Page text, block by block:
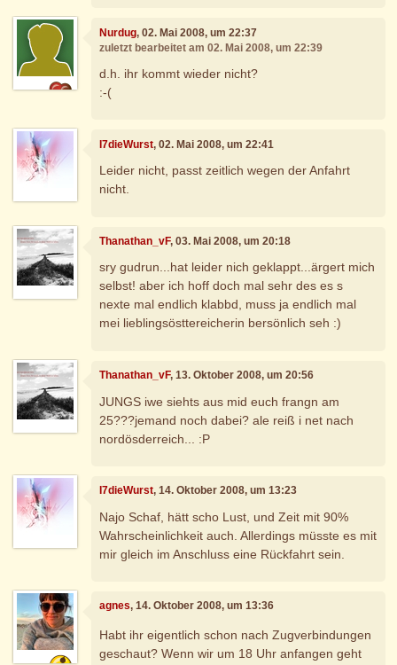
Nurdug, 02. Mai 2008, um 22:37
zuletzt bearbeitet am 02. Mai 2008, um 22:39
d.h. ihr kommt wieder nicht?
:-(
I7dieWurst, 02. Mai 2008, um 22:41
Leider nicht, passt zeitlich wegen der Anfahrt
nicht.
Thanathan_vF, 03. Mai 2008, um 20:18
sry gudrun...hat leider nich geklappt...ärgert mich
selbst! aber ich hoff doch mal sehr des es s
nexte mal endlich klabbd, muss ja endlich mal
mei lieblingsösttereicherin bersönlich seh :)
Thanathan_vF, 13. Oktober 2008, um 20:56
JUNGS iwe siehts aus mid euch frangn am
25???jemand noch dabei? ale reiß i net nach
nordösderreich... :P
I7dieWurst, 14. Oktober 2008, um 13:23
Najo Schaf, hätt scho Lust, und Zeit mit 90%
Wahrscheinlichkeit auch. Allerdings müsste es mit
mir gleich im Anschluss eine Rückfahrt sein.
agnes, 14. Oktober 2008, um 13:36
Habt ihr eigentlich schon nach Zugverbindungen
geschaut? Wenn wir um 18 Uhr anfangen geht